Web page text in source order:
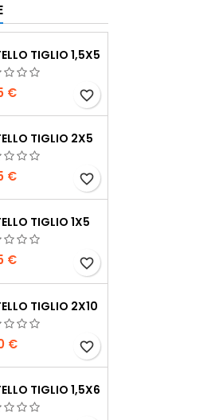
TIGLIO 1,5X5
€ favorite_border
TIGLIO 2X5
€ favorite_border
TIGLIO 1X5
€ favorite_border
TIGLIO 2X10
€ favorite_border
TIGLIO 1,5X6